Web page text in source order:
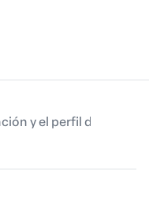
y el perfil del